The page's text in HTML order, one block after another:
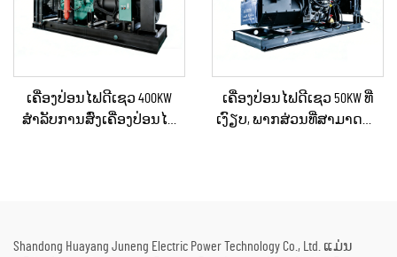
ເຄື່ອງປ່ອນໄຟດີເຊວ 400KW
ສຳລັບການສົ່ງເຄື່ອງປ່ອນໄຟ
ເຄື່ອງປ່ອນໄຟດີເຊວ 50KW ທີ່
ເງົຽບ, ພາກສ່ວນທີ່ສາມາດນຳ
Shandong Huayang Juneng Electric Power Technology Co., Ltd. ແມ່ນ